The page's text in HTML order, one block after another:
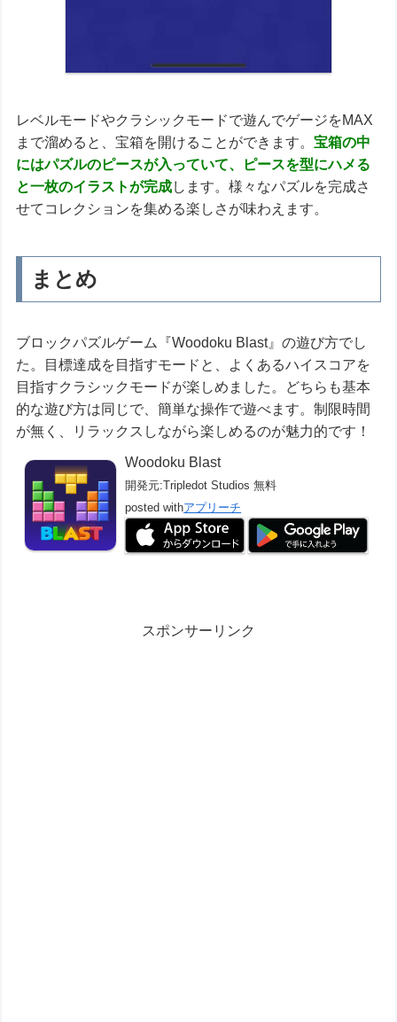
レベルモードやクラシックモードで遊んでゲージをMAX
まで溜めると、宝箱を開けることができます。宝箱の中
にはパズルのピースが入っていて、ピースを型にハメる
と一枚のイラストが完成します。様々なパズルを完成さ
せてコレクションを集める楽しさが味わえます。
まとめ
ブロックパズルゲーム『Woodoku Blast』の遊び方でし
た。目標達成を目指すモードと、よくあるハイスコアを
目指すクラシックモードが楽しめました。どちらも基本
的な遊び方は同じで、簡単な操作で遊べます。制限時間
が無く、リラックスしながら楽しめるのが魅力的です！
Woodoku Blast
開発元:Tripledot Studios 無料
posted withアプリーチ
スポンサーリンク